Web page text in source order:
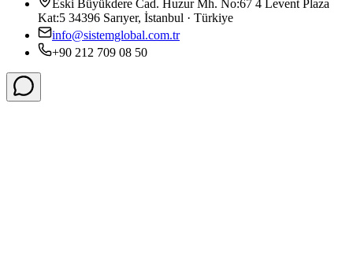
Eski Büyükdere Cad. Huzur Mh. No:67 4 Levent Plaza
Kat:5 34396 Sarıyer, İstanbul · Türkiye
info@sistemglobal.com.tr
+90 212 709 08 50